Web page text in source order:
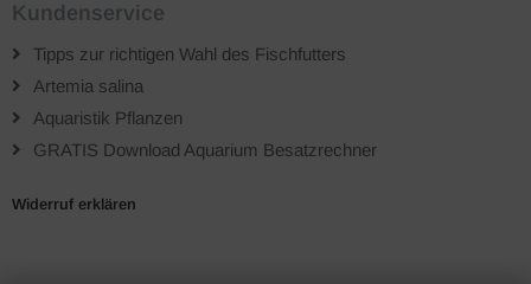
Kundenservice
Tipps zur richtigen Wahl des Fischfutters
Artemia salina
Aquaristik Pflanzen
GRATIS Download Aquarium Besatzrechner
Widerruf erklären